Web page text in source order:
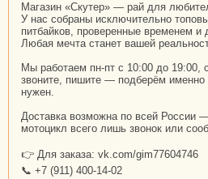
Магазин «Скутер» — рай для
У нас собраны исключительно
питбайков, проверенные временем
Любая мечта станет вашей
Мы работаем пн-пт с 10:00 до 19:00,
звоните, пишите — подберём именно
нужен.
Доставка возможна по всей России
мотоцикл всего лишь звонок или
👉 Для заказа: vk.com/gim77604746
📞 +7 (911) 400-14-02